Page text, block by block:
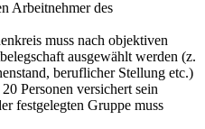
Arbeitnehmer des
muss nach objektiven
ausgewählt werden (z.
beruflicher Stellung etc.)
Personen versichert sein
festgelegten Gruppe muss